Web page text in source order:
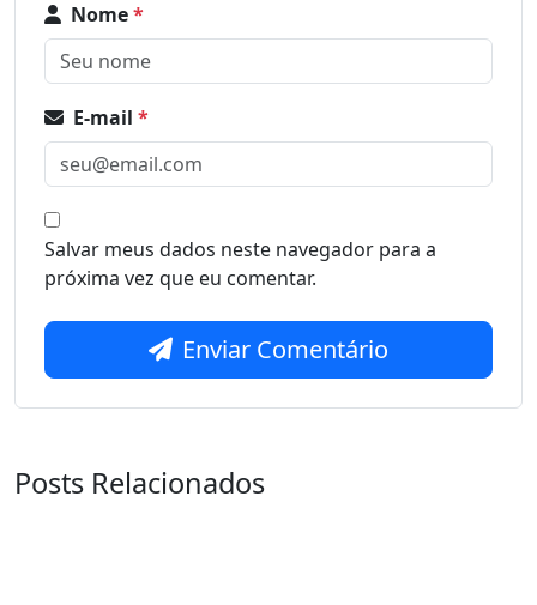
Nome*
E-mail *
Salvar meus dados neste navegador para a
próxima vez que eu comentar.
Enviar Comentário
Posts Relacionados